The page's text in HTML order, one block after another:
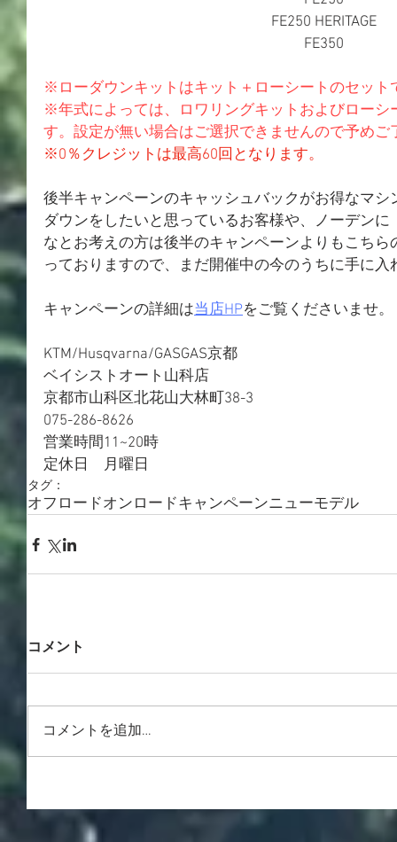
FE250 HERITAGE
​FE350
※ローダウンキットはキット＋ローシートのセット
※年式によっては、ロワリングキットおよびローシ
す。設定が無い場合はご選択できませんので予めご
※0％クレジットは最高60回となります。
後半キャンペーンのキャッシュバックがお得なマ
ダウンをしたいと思っているお客様や、ノーデンに
なとお考えの方は後半のキャンペーンよりもこち
っておりますので、まだ開催中の今のうちに手に
キャンペーンの詳細は当店HPをご覧くださいませ。
KTM/Husqvarna/GASGAS京都
ベイシストオート山科店
京都市山科区北花山大林町38-3
075-286-8626
営業時間11~20時
定休日　月曜日
タグ：
オフロードオンロードキャンペーンニューモデル
コメント
コメントを追加…